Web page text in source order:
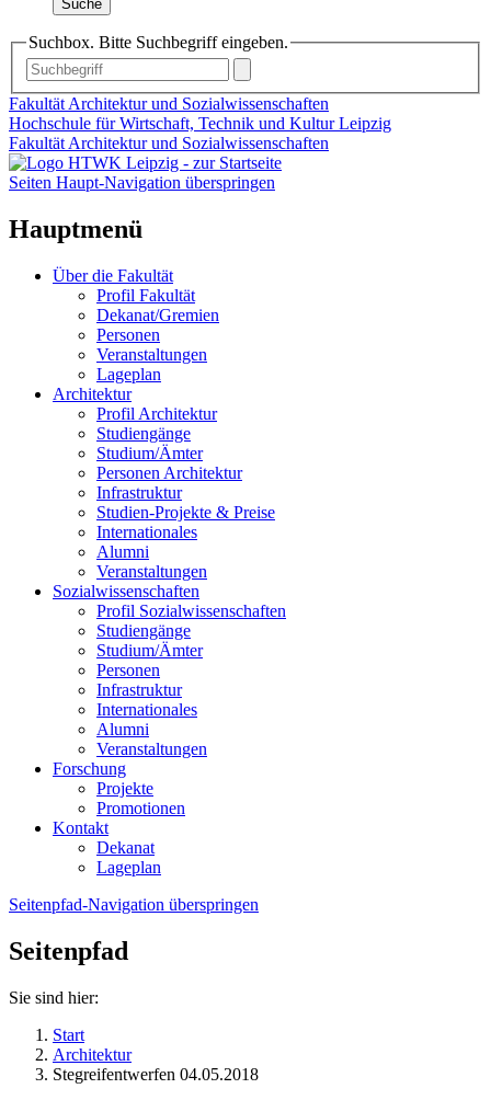
Suche
Suchbox. Bitte Suchbegriff eingeben.
Fakultät Architektur und Sozialwissenschaften
Hochschule für Wirtschaft, Technik und Kultur Leipzig
Fakultät Architektur und Sozialwissenschaften
Seiten Haupt-Navigation überspringen
Hauptmenü
Über die Fakultät
Profil Fakultät
Dekanat/Gremien
Personen
Veranstaltungen
Lageplan
Architektur
Profil Architektur
Studiengänge
Studium/Ämter
Personen Architektur
Infrastruktur
Studien-Projekte & Preise
Internationales
Alumni
Veranstaltungen
Sozialwissenschaften
Profil Sozialwissenschaften
Studiengänge
Studium/Ämter
Personen
Infrastruktur
Internationales
Alumni
Veranstaltungen
Forschung
Projekte
Promotionen
Kontakt
Dekanat
Lageplan
Seitenpfad-Navigation überspringen
Seitenpfad
Sie sind hier:
Start
Architektur
Stegreifentwerfen 04.05.2018